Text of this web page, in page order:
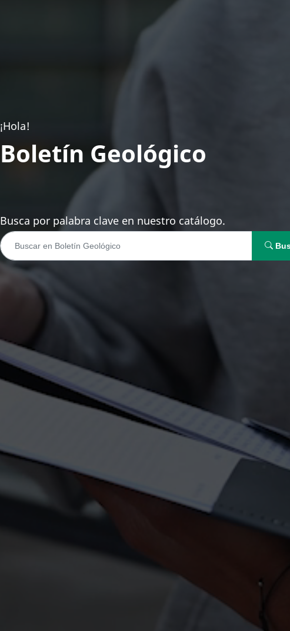
¡Hola!
Boletín Geológico
Busca por palabra clave en nuestro catálogo.